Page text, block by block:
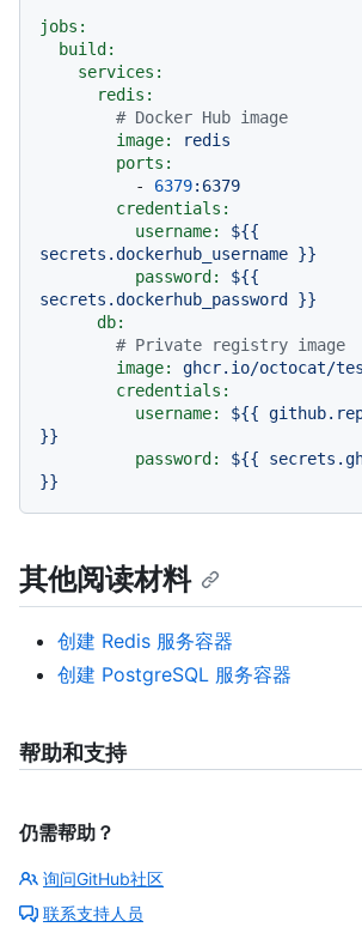
jobs:
build:
services:
redis:
# Docker Hub image
image:
redis
ports:
-
6379:6379
credentials:
username:
${{
secrets.dockerhub_username }}
password:
${{
secrets.dockerhub_password
}}
db:
# Private registry image
image:
ghcr.io/octocat/
credentials:
username:
${{
}}
password:
${{
}}
其他阅读材料
创建 Redis 服务容器
创建 PostgreSQL 服务容器
帮助和支持
仍需帮助？
询问GitHub社区
联系支持人员